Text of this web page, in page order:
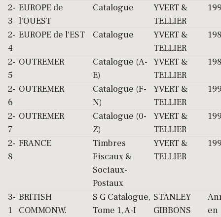
2-
3
EUROPE de
l'OUEST
Catalogue
YVERT &
TELLIER
2-
4
EUROPE de l'EST Catalogue
YVERT &
TELLIER
2-
5
OUTREMER
Catalogue (A-
E)
YVERT &
TELLIER
2-
6
OUTREMER
Catalogue (F-
N)
YVERT &
TELLIER
2-
7
OUTREMER
Catalogue (0-
Z)
YVERT &
TELLIER
2-
8
FRANCE
Timbres
Fiscaux &
Sociaux-
Postaux
YVERT &
TELLIER
3-
1
BRITISH
COMMONW.
S G Catalogue,
Tome 1, A-I
STANLEY
GIBBONS
en